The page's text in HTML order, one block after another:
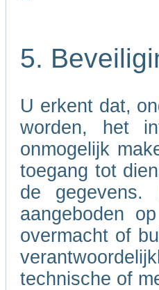
5.
U erkent dat,
worden, het
onmogelijk
toegang tot
de
aangeboden
overmacht of
technische of